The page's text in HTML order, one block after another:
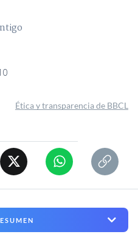
Ética y transparencia de BBCL